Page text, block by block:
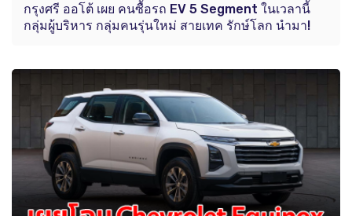
กรุงศรี ออโต้ เผย คนซื้อรถ EV 5 Segment ในเวลานี้
กลุ่มผู้บริหาร กลุ่มคนรุ่นใหม่ สายเทค รักษ์โลก นำมา!